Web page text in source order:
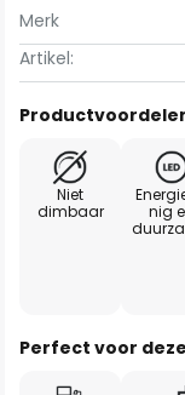
Merk
Artikel:
Niet
dimbaar
nig
Perfect voor